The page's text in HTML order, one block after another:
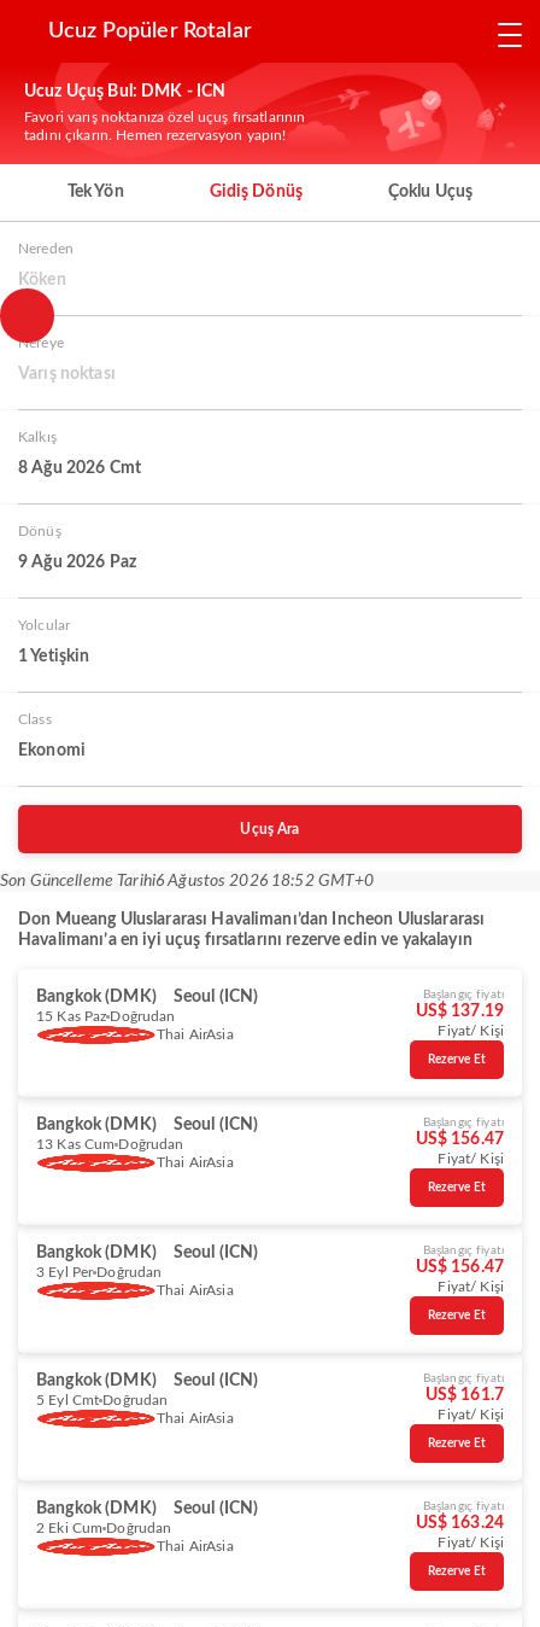
Ucuz Popüler Rotalar
Ucuz Uçuş Bul: DMK - ICN
Favori varış noktanıza özel uçuş fırsatlarının
tadını çıkarın. Hemen rezervasyon yapın!
Tek Yön Gidiş Dönüş Çoklu Uçuş
Nereden
Köken
Nereye
Varış noktası
Kalkış
8 Ağu 2026 Cmt
Dönüş
9 Ağu 2026 Paz
Yolcular
1 Yetişkin
Class
Ekonomi
Uçuş Ara
Son Güncelleme Tarihi6 Ağustos 2026 18:52 GMT+0
Don Mueang Uluslararası Havalimanı’dan Incheon Uluslararası
Havalimanı’a en iyi uçuş fırsatlarını rezerve edin ve yakalayın
Bangkok (DMK) Seoul (ICN)
15 Kas Paz Doğrudan
Thai AirAsia
Başlangıç fiyatı
US$ 137.19
Fiyat/ Kişi
Rezerve Et
Bangkok (DMK) Seoul (ICN)
13 Kas Cum Doğrudan
Thai AirAsia
Başlangıç fiyatı
US$ 156.47
Fiyat/ Kişi
Rezerve Et
Bangkok (DMK) Seoul (ICN)
3 Eyl Per Doğrudan
Thai AirAsia
Başlangıç fiyatı
US$ 156.47
Fiyat/ Kişi
Rezerve Et
Bangkok (DMK) Seoul (ICN)
5 Eyl Cmt Doğrudan
Thai AirAsia
Başlangıç fiyatı
US$ 161.7
Fiyat/ Kişi
Rezerve Et
Bangkok (DMK) Seoul (ICN)
2 Eki Cum Doğrudan
Thai AirAsia
Başlangıç fiyatı
US$ 163.24
Fiyat/ Kişi
Rezerve Et